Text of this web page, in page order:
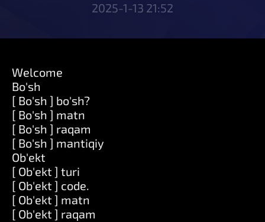
2025-1-13 21:52
Welcome
Bo'sh
[ Bo'sh ] bo'sh?
[ Bo'sh ] matn
[ Bo'sh ] raqam
[ Bo'sh ] mantiqiy
Ob'ekt
[ Ob'ekt ] turi
[ Ob'ekt ] code.
[ Ob'ekt ] matn
[ Ob'ekt ] raqam